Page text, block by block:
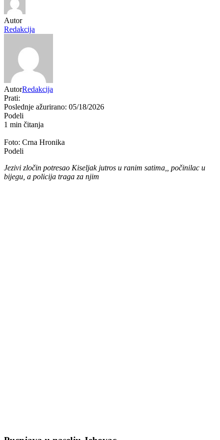
Autor
Redakcija
AutorRedakcija
Prati:
Poslednje ažurirano: 05/18/2026
Podeli
1 min čitanja
Foto: Crna Hronika
Podeli
Jezivi zločin potresao Kiseljak jutros u ranim satima,, počinilac u
bijegu, a policija traga za njim